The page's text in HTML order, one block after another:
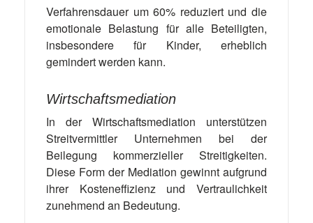
Verfahrensdauer um 60% reduziert und die
emotionale Belastung für alle Beteiligten,
insbesondere für Kinder, erheblich
gemindert werden kann.
Wirtschaftsmediation
In der Wirtschaftsmediation unterstützen
Streitvermittler Unternehmen bei der
Beilegung kommerzieller Streitigkeiten.
Diese Form der Mediation gewinnt aufgrund
ihrer Kosteneffizienz und Vertraulichkeit
zunehmend an Bedeutung.